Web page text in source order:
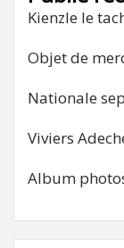
Kienzle le
Objet de
Nationale
Viviers
Album